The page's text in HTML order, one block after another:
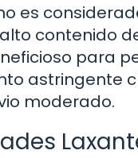
es
contenido
para
astringente
moderado.